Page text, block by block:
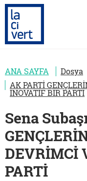
ANA SAYFA
Dosya
AK PARTİ
İNOVATİF BİR PARTİ
Sena
DEVRİMCİ
PARTİ